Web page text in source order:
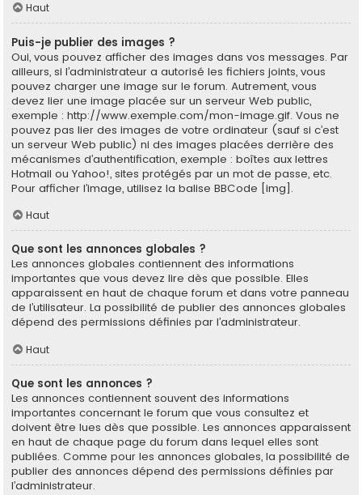
Haut
Puis-je publier des images ?
Oui, vous pouvez afficher des images dans vos messages. Par
ailleurs, si l’administrateur a autorisé les fichiers joints, vous
pouvez charger une image sur le forum. Autrement, vous
devez lier une image placée sur un serveur Web public,
exemple : http://www.exemple.com/mon-image.gif. Vous ne
pouvez pas lier des images de votre ordinateur (sauf si c’est
un serveur Web public) ni des images placées derrière des
mécanismes d’authentification, exemple : boîtes aux lettres
Hotmail ou Yahoo!, sites protégés par un mot de passe, etc.
Pour afficher l’image, utilisez la balise BBCode [img].
Haut
Que sont les annonces globales ?
Les annonces globales contiennent des informations
importantes que vous devez lire dès que possible. Elles
apparaissent en haut de chaque forum et dans votre panneau
de l’utilisateur. La possibilité de publier des annonces globales
dépend des permissions définies par l’administrateur.
Haut
Que sont les annonces ?
Les annonces contiennent souvent des informations
importantes concernant le forum que vous consultez et
doivent être lues dès que possible. Les annonces apparaissent
en haut de chaque page du forum dans lequel elles sont
publiées. Comme pour les annonces globales, la possibilité de
publier des annonces dépend des permissions définies par
l’administrateur.